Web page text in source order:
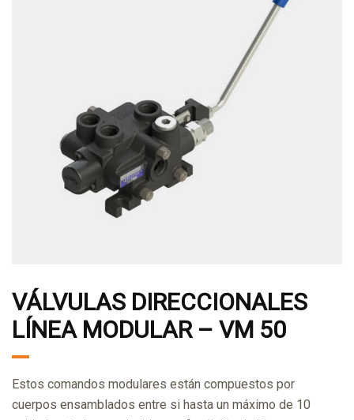
VÁLVULAS DIRECCIONALES
LÍNEA MODULAR – VM 50
Estos comandos modulares están compuestos por
cuerpos ensamblados entre si hasta un máximo de 10